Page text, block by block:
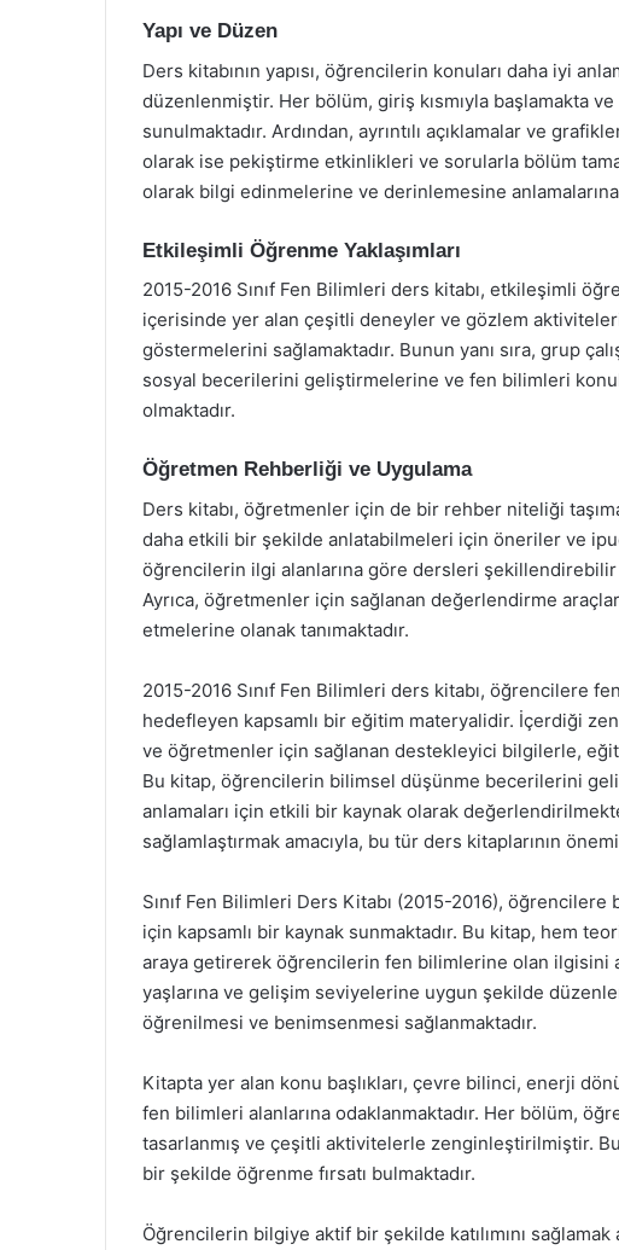
Yapı ve Düzen
Ders kitabının yapısı, öğrencilerin konuları daha iyi
düzenlenmiştir. Her bölüm, giriş kısmıyla başlamakta
sunulmaktadır. Ardından, ayrıntılı açıklamalar ve
olarak ise pekiştirme etkinlikleri ve sorularla bölüm
olarak bilgi edinmelerine ve derinlemesine anlamalarına
Etkileşimli Öğrenme Yaklaşımları
2015-2016 Sınıf Fen Bilimleri ders kitabı, etkileşimli
içerisinde yer alan çeşitli deneyler ve gözlem
göstermelerini sağlamaktadır. Bunun yanı sıra, grup
sosyal becerilerini geliştirmelerine ve fen bilimleri
olmaktadır.
Öğretmen Rehberliği ve Uygulama
Ders kitabı, öğretmenler için de bir rehber niteliği
daha etkili bir şekilde anlatabilmeleri için öneriler ve
öğrencilerin ilgi alanlarına göre dersleri
Ayrıca, öğretmenler için sağlanan değerlendirme
etmelerine olanak tanımaktadır.
2015-2016 Sınıf Fen Bilimleri ders kitabı, öğrencilere
hedefleyen kapsamlı bir eğitim materyalidir. İçerdiği
ve öğretmenler için sağlanan destekleyici bilgilerle,
Bu kitap, öğrencilerin bilimsel düşünme becerilerini
anlamaları için etkili bir kaynak olarak
sağlamlaştırmak amacıyla, bu tür ders kitaplarının
Sınıf Fen Bilimleri Ders Kitabı (2015-2016),
için kapsamlı bir kaynak sunmaktadır. Bu kitap, hem
araya getirerek öğrencilerin fen bilimlerine olan ilgisini
yaşlarına ve gelişim seviyelerine uygun şekilde
öğrenilmesi ve benimsenmesi sağlanmaktadır.
Kitapta yer alan konu başlıkları, çevre bilinci, enerji
fen bilimleri alanlarına odaklanmaktadır. Her bölüm,
tasarlanmış ve çeşitli aktivitelerle zenginleştirilmiştir.
bir şekilde öğrenme fırsatı bulmaktadır.
Öğrencilerin bilgiye aktif bir şekilde katılımını